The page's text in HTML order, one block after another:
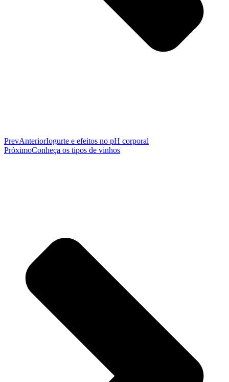
PrevAnteriorIogurte e efeitos no pH corporal
PróximoConheça os tipos de vinhos